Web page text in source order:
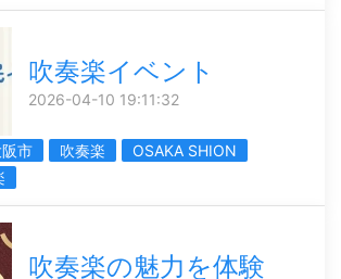
吹奏楽イベント
2026-04-10 19:11:32
市 吹奏楽
OSAKA SHION
吹奏楽の魅力を体験